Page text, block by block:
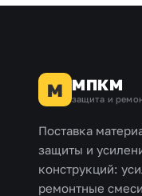
М МПКМ
защита и
Поставка
защиты и
конструкций:
ремонтные